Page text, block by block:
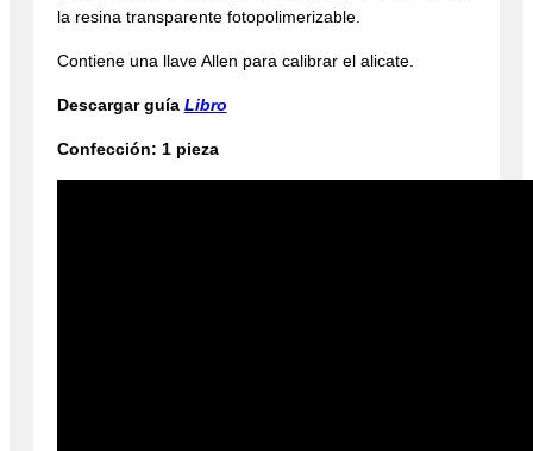
la resina transparente fotopolimerizable.
Contiene una llave Allen para calibrar el alicate.
Descargar guía Libro
Confección: 1 pieza